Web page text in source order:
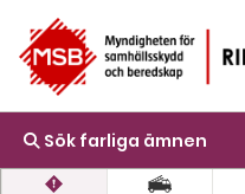
Sök farliga ämnen